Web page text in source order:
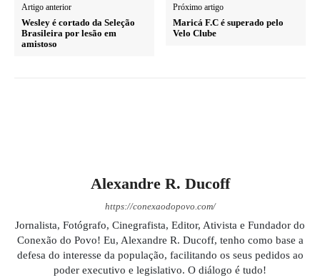
Artigo anterior
Wesley é cortado da Seleção
Brasileira por lesão em
amistoso
Próximo artigo
Maricá F.C é superado pelo
Velo Clube
Alexandre R. Ducoff
https://conexaodopovo.com/
Jornalista, Fotógrafo, Cinegrafista, Editor, Ativista e Fundador do
Conexão do Povo! Eu, Alexandre R. Ducoff, tenho como base a
defesa do interesse da população, facilitando os seus pedidos ao
poder executivo e legislativo. O diálogo é tudo!